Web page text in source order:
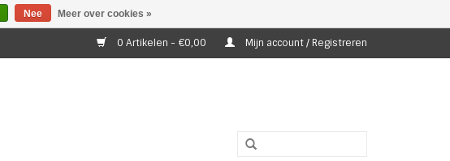
0 Artikelen - €0,00 Mijn account / Registreren
Nee Meer over cookies »